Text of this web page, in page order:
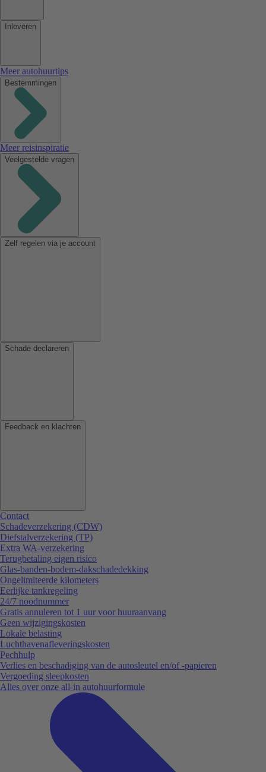
Inleveren
Meer autohuurtips
Bestemmingen
Meer reisinspiratie
Veelgestelde vragen
Zelf regelen via je account
Schade declareren
Feedback en klachten
Contact
Schadeverzekering (CDW)
Diefstalverzekering (TP)
Extra WA-verzekering
Terugbetaling eigen risico
Glas-banden-bodem-dakschadedekking
Ongelimiteerde kilometers
Eerlijke tankregeling
24/7 noodnummer
Gratis annuleren tot 1 uur voor huuraanvang
Geen wijzigingskosten
Lokale belasting
Luchthavenafleveringskosten
Pechhulp
Verlies en beschadiging van de autosleutel en/of -papieren
Vergoeding sleepkosten
Alles over onze all-in autohuurformule